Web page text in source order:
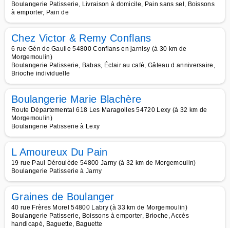
Boulangerie Patisserie, Livraison à domicile, Pain sans sel, Boissons
à emporter, Pain de
Chez Victor & Remy Conflans
6 rue Gén de Gaulle 54800 Conflans en jarnisy (à 30 km de
Morgemoulin)
Boulangerie Patisserie, Babas, Éclair au café, Gâteau d anniversaire,
Brioche individuelle
Boulangerie Marie Blachère
Route Départemental 618 Les Maragolles 54720 Lexy (à 32 km de
Morgemoulin)
Boulangerie Patisserie à Lexy
L Amoureux Du Pain
19 rue Paul Déroulède 54800 Jarny (à 32 km de Morgemoulin)
Boulangerie Patisserie à Jarny
Graines de Boulanger
40 rue Frères Morel 54800 Labry (à 33 km de Morgemoulin)
Boulangerie Patisserie, Boissons à emporter, Brioche, Accès
handicapé, Baguette, Baguette